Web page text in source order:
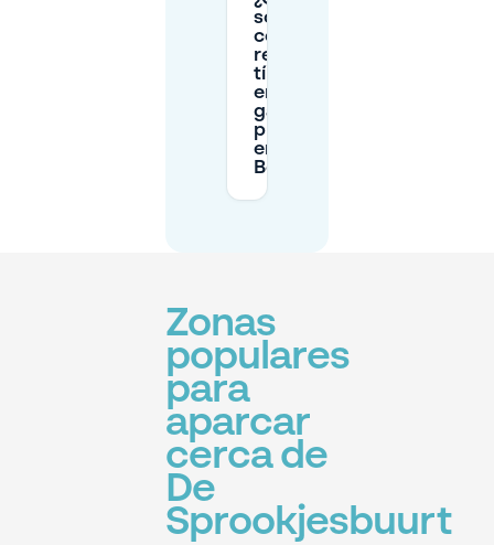
son los
costos y
reglas
típicas
en los
garajes
públicos
en Den
Bosch?
Zonas
populares
para
aparcar
cerca de
De
Sprookjesbuurt